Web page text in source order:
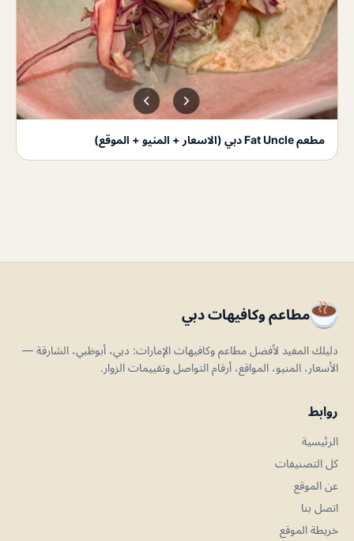
مطعم Fat Uncle دبي (الاسعار + المنيو + الموقع)
مطاعم وكافيهات دبي
دليلك المفيد لأفضل مطاعم وكافيهات الإمارات: دبي، أبوظبي، الشارقة —
الأسعار، المنيو، المواقع، أرقام التواصل وتقييمات الزوار.
روابط
الرئيسية
كل التصنيفات
عن الموقع
اتصل بنا
خريطة الموقع